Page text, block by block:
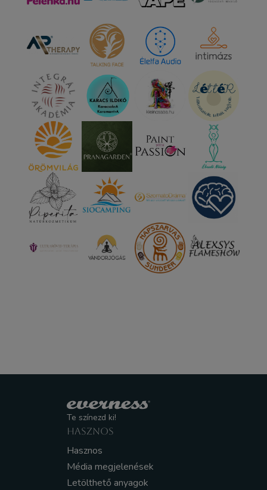
Te színezd ki!
HASZNOS
Hasznos
Média megjelenések
Letölthető anyagok